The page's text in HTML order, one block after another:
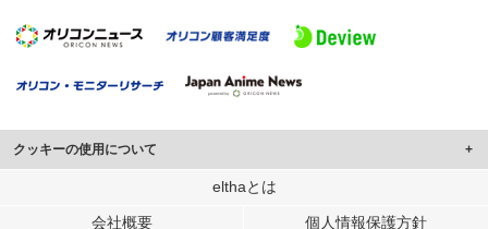
クッキーの使用について
このサイトでは Cookie を使用して、ユーザーに合わせたコンテンツや広告の
行っています。
elthaとは
会社概要 個人情報保護方針